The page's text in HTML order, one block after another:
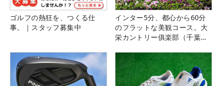
ゴルフの熱狂を、つくる仕
事。｜スタッフ募集中
インター5分、都心から60分
のフラットな美観コース。大
栄カントリー俱楽部（千葉